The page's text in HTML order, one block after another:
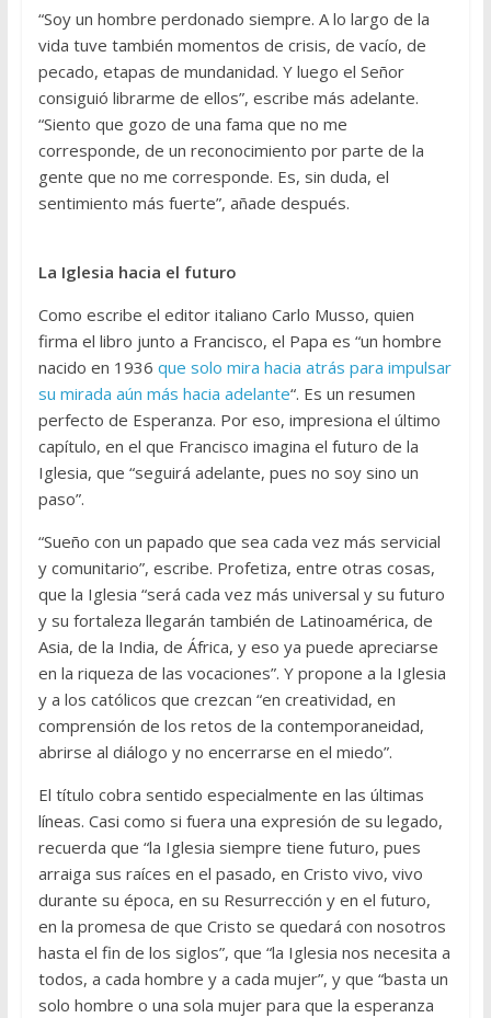
“Soy un hombre perdonado siempre. A lo largo de la
vida tuve también momentos de crisis, de vacío, de
pecado, etapas de mundanidad. Y luego el Señor
consiguió librarme de ellos”, escribe más adelante.
“Siento que gozo de una fama que no me
corresponde, de un reconocimiento por parte de la
gente que no me corresponde. Es, sin duda, el
sentimiento más fuerte”, añade después.
La Iglesia hacia el futuro
Como escribe el editor italiano Carlo Musso, quien
firma el libro junto a Francisco, el Papa es “un hombre
nacido en 1936 que solo mira hacia atrás para impulsar
su mirada aún más hacia adelante“. Es un resumen
perfecto de Esperanza. Por eso, impresiona el último
capítulo, en el que Francisco imagina el futuro de la
Iglesia, que “seguirá adelante, pues no soy sino un
paso”.
“Sueño con un papado que sea cada vez más servicial
y comunitario”, escribe. Profetiza, entre otras cosas,
que la Iglesia “será cada vez más universal y su futuro
y su fortaleza llegarán también de Latinoamérica, de
Asia, de la India, de África, y eso ya puede apreciarse
en la riqueza de las vocaciones”. Y propone a la Iglesia
y a los católicos que crezcan “en creatividad, en
comprensión de los retos de la contemporaneidad,
abrirse al diálogo y no encerrarse en el miedo”.
El título cobra sentido especialmente en las últimas
líneas. Casi como si fuera una expresión de su legado,
recuerda que “la Iglesia siempre tiene futuro, pues
arraiga sus raíces en el pasado, en Cristo vivo, vivo
durante su época, en su Resurrección y en el futuro,
en la promesa de que Cristo se quedará con nosotros
hasta el fin de los siglos”, que “la Iglesia nos necesita a
todos, a cada hombre y a cada mujer”, y que “basta un
solo hombre o una sola mujer para que la esperanza